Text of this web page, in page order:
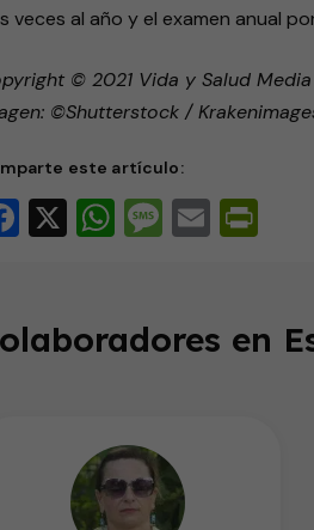
veces al año y el examen anual
© 2021 Vida y Salud
©Shutterstock /
este artículo:
Facebook
X WhatsApp
Message
Email
en